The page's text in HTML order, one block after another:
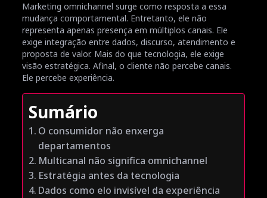
Marketing omnichannel surge como resposta a essa
mudança comportamental. Entretanto, ele não
representa apenas presença em múltiplos canais. Ele
exige integração entre dados, discurso, atendimento e
proposta de valor. Mais do que tecnologia, ele exige
visão estratégica. Afinal, o cliente não percebe canais.
Ele percebe experiência.
Sumário
O consumidor não enxerga
departamentos
Multicanal não significa omnichannel
Estratégia antes da tecnologia
Dados como elo invisível da experiência